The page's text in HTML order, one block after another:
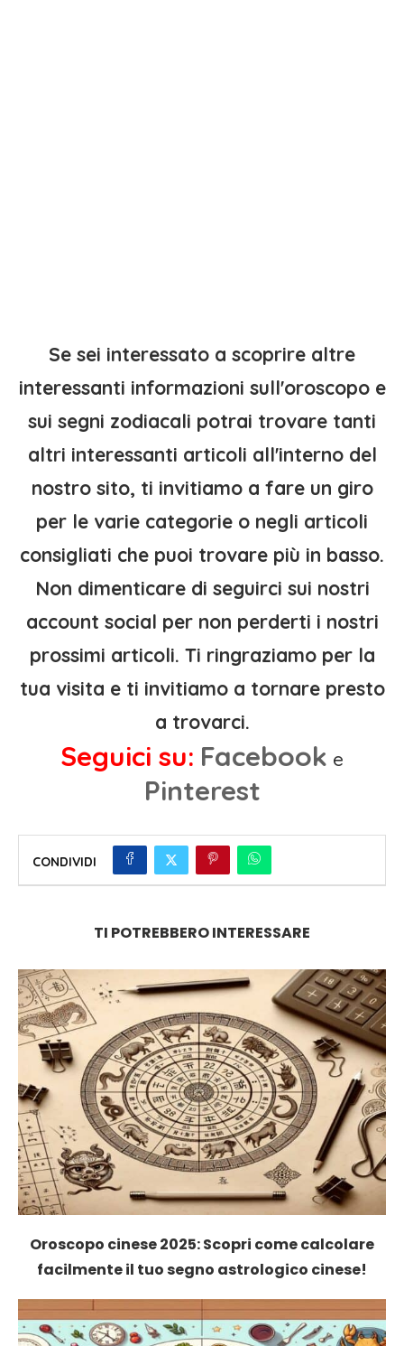
Se sei interessato a scoprire altre
interessanti informazioni sull'oroscopo e
sui segni zodiacali potrai trovare tanti
altri interessanti articoli all'interno del
nostro sito, ti invitiamo a fare un giro
per le varie categorie o negli articoli
consigliati che puoi trovare più in basso.
Non dimenticare di seguirci sui nostri
account social per non perderti i nostri
prossimi articoli. Ti ringraziamo per la
tua visita e ti invitiamo a tornare presto
a trovarci.
Seguici su: Facebook e
Pinterest
CONDIVIDI
TI POTREBBERO INTERESSARE
Oroscopo cinese 2025: Scopri come calcolare
facilmente il tuo segno astrologico cinese!